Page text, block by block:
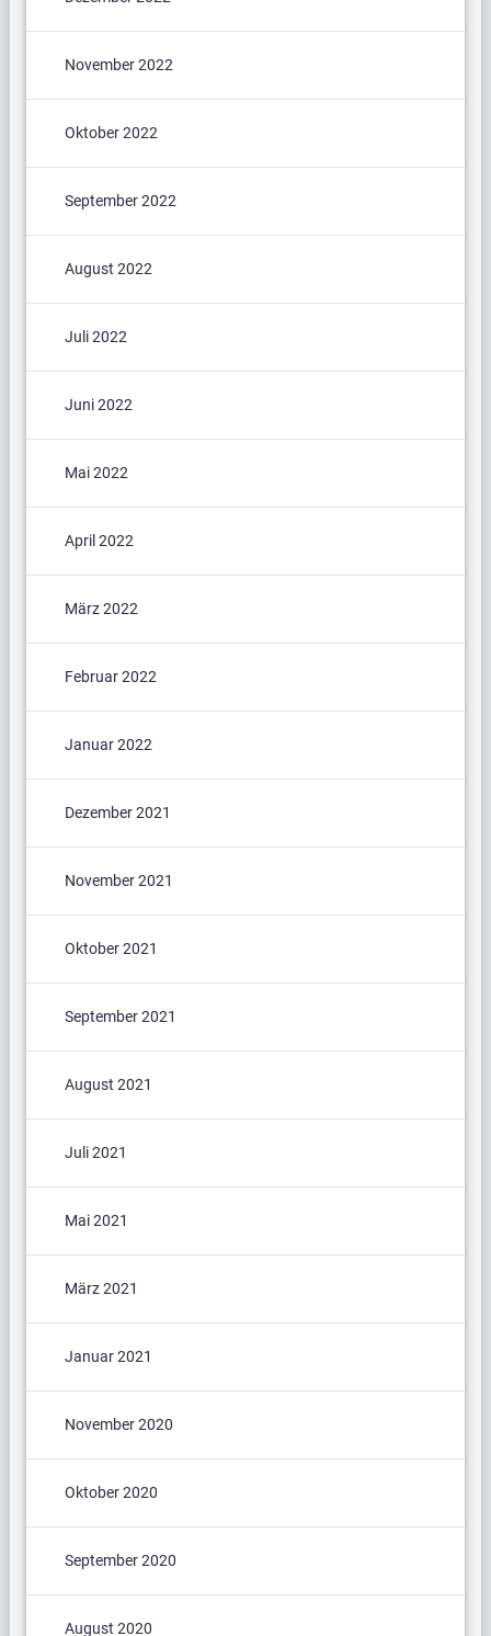
November 2022
Oktober 2022
September 2022
August 2022
Juli 2022
Juni 2022
Mai 2022
April 2022
März 2022
Februar 2022
Januar 2022
Dezember 2021
November 2021
Oktober 2021
September 2021
August 2021
Juli 2021
Mai 2021
März 2021
Januar 2021
November 2020
Oktober 2020
September 2020
August 2020